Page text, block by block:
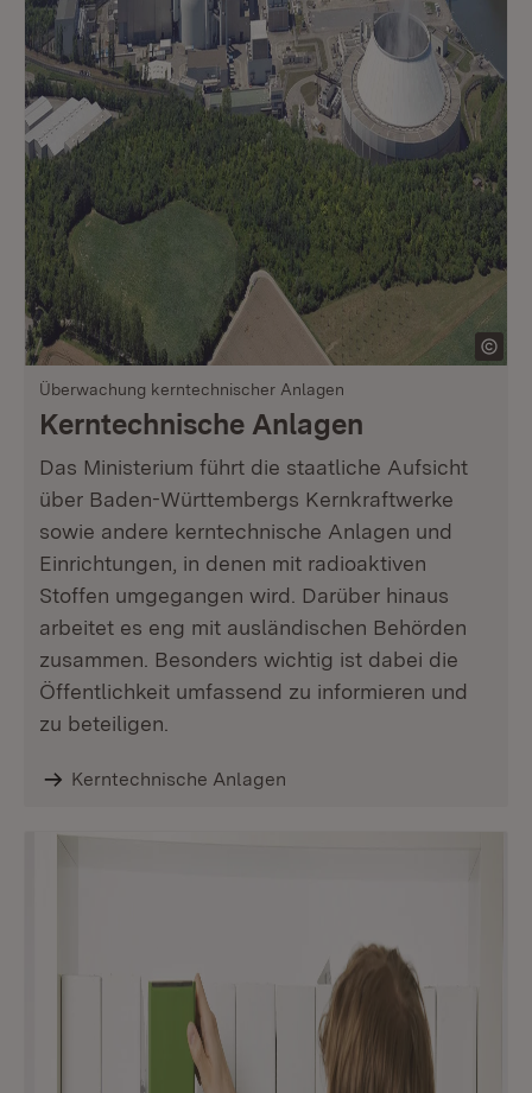
Überwachung kerntechnischer Anlagen
Kerntechnische Anlagen
Das Ministerium führt die staatliche Aufsicht
über Baden-Württembergs Kernkraftwerke
sowie andere kerntechnische Anlagen und
Einrichtungen, in denen mit radioaktiven
Stoffen umgegangen wird. Darüber hinaus
arbeitet es eng mit ausländischen Behörden
zusammen. Besonders wichtig ist dabei die
Öffentlichkeit umfassend zu informieren und
zu beteiligen.
Kerntechnische Anlagen